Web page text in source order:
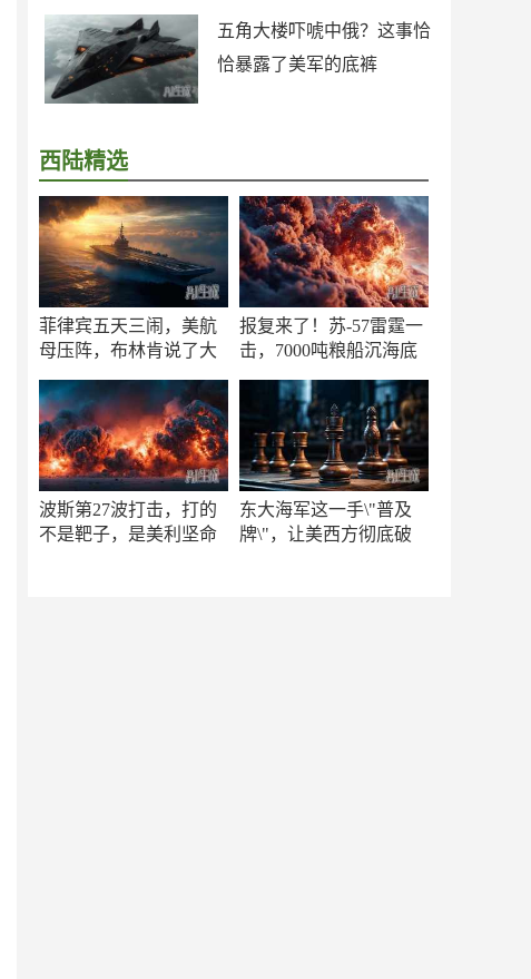
五角大楼吓唬中俄？这事恰
恰暴露了美军的底裤
西陆精选
菲律宾五天三闹，美航
母压阵，布林肯说了大
报复来了！苏-57雷霆一
击，7000吨粮船沉海底
波斯第27波打击，打的
不是靶子，是美利坚命
东大海军这一手\"普及
牌\"，让美西方彻底破